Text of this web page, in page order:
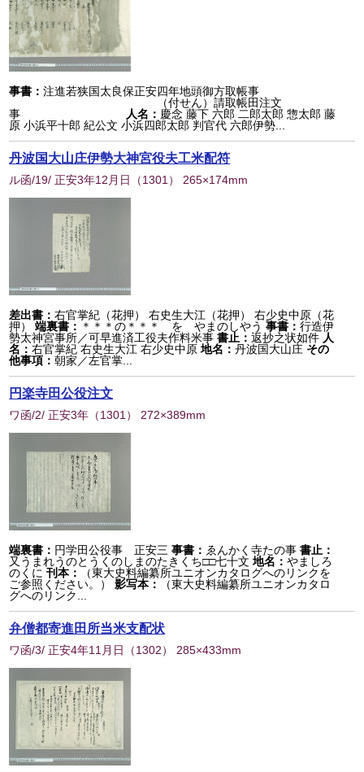
事書：注進若狭国太良保正安四年地頭御方取帳事
（付せん）請取帳田注文
事
人名： 慶念 藤下 六郎 二郎太郎 惣太郎 藤
原 小浜平十郎 紀公文 小浜四郎太郎 判官代 六郎伊勢...
丹波国大山庄伊勢大神宮役夫工米配符
ル函/19/ 正安3年12月日 （1301 ） 265×174mm
差出書：右官掌紀（花押） 右史生大江（花押） 右少史中原（花
押）
端裏書： ＊＊＊の＊＊＊ をゝやまのしやう 事書：行造伊
勢太神宮事所／可早進済工役夫作料米事書止：返抄之状如件 人
名：右官掌紀 右史生大江 右少史中原 地名：丹波国大山庄 その
他事項：朝家／左官掌...
円楽寺田公役注文
ワ函/2/ 正安3年 （1301 ） 272×389mm
端裏書： 円学田公役事 正安三 事書： ゑんかく寺たの事書止：
又うまれうのとうくのしまのたきくち□□七十文 地名：やましろ
のくに 刊本：
（東大史料編纂所ユニオンカタログへのリンクを
ご参照ください。）
影写本：
（東大史料編纂所ユニオンカタロ
グへのリンク...
弁僧都寄進田所当米支配状
ワ函/3/ 正安4年11月日 （1302） 285×433mm